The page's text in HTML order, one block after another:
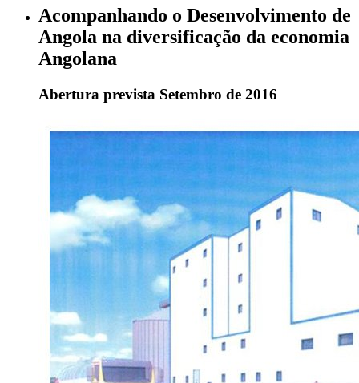
Acompanhando o Desenvolvimento de
Angola na diversificação da economia
Angolana
Abertura prevista Setembro de 2016